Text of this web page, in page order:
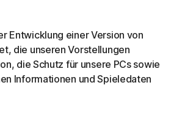
Entwicklung einer Version von
die unseren Vorstellungen
die Schutz für unsere PCs sowie
Informationen und Spieledaten